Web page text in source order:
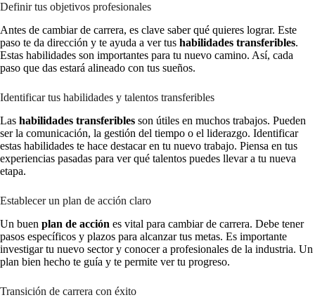
Definir tus objetivos profesionales
Antes de cambiar de carrera, es clave saber qué quieres lograr. Este
paso te da dirección y te ayuda a ver tus habilidades transferibles.
Estas habilidades son importantes para tu nuevo camino. Así, cada
paso que das estará alineado con tus sueños.
Identificar tus habilidades y talentos transferibles
Las habilidades transferibles son útiles en muchos trabajos. Pueden
ser la comunicación, la gestión del tiempo o el liderazgo. Identificar
estas habilidades te hace destacar en tu nuevo trabajo. Piensa en tus
experiencias pasadas para ver qué talentos puedes llevar a tu nueva
etapa.
Establecer un plan de acción claro
Un buen plan de acción es vital para cambiar de carrera. Debe tener
pasos específicos y plazos para alcanzar tus metas. Es importante
investigar tu nuevo sector y conocer a profesionales de la industria. Un
plan bien hecho te guía y te permite ver tu progreso.
Transición de carrera con éxito